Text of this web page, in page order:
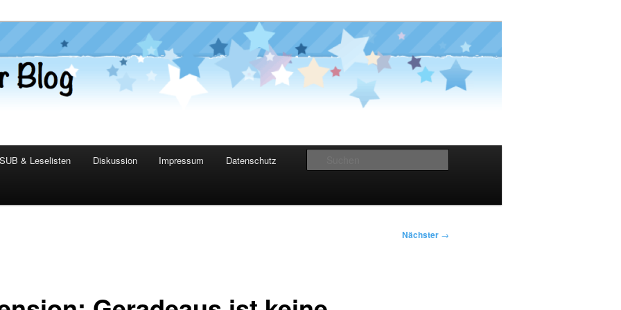
Blog
SUB & Leselisten Diskussion Impressum Datenschutz
Nächster →